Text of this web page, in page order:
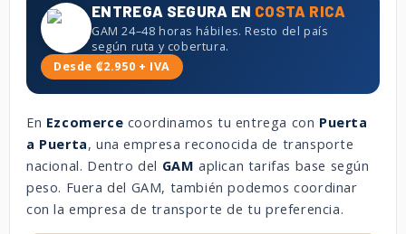
ENTREGA SEGURA EN COSTA RICA
GAM 24–48 horas hábiles. Resto del país
según ruta y cobertura.
Desde ₡2.950 + IVA
En Ezcomerce coordinamos tu entrega con Puerta
a Puerta, una empresa reconocida de transporte
nacional. Dentro del GAM aplican tarifas base según
peso. Fuera del GAM, también podemos coordinar
con la empresa de transporte de tu preferencia.